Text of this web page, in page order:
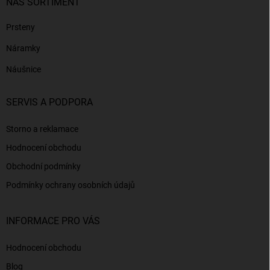
NÁŠ SORTIMENT
Prsteny
Náramky
Náušnice
SERVIS A PODPORA
Storno a reklamace
Hodnocení obchodu
Obchodní podmínky
Podmínky ochrany osobních údajů
INFORMACE PRO VÁS
Hodnocení obchodu
Blog